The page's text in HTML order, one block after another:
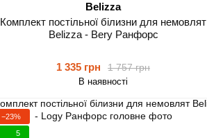
Belizza
Комплект постільної білизни для немовлят
Belizza - Bery Ранфорс
1 757 грн
1 335 грн
В наявності
−23%
5